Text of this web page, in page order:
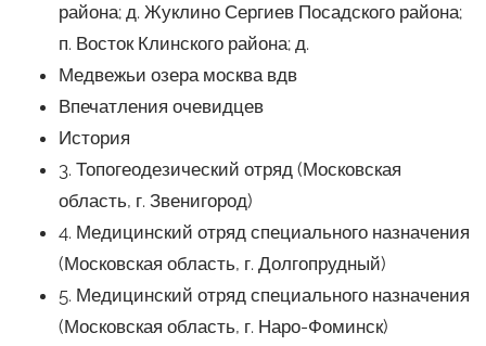
района; д. Жуклино Сергиев Посадского района;
п. Восток Клинского района; д.
Медвежьи озера москва вдв
Впечатления очевидцев
История
3. Топогеодезический отряд (Московская
область, г. Звенигород)
4. Медицинский отряд специального назначения
(Московская область, г. Долгопрудный)
5. Медицинский отряд специального назначения
(Московская область, г. Наро-Фоминск)